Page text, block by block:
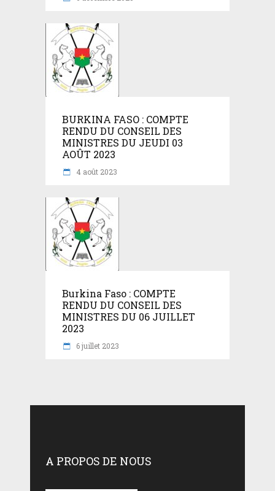
BURKINA FASO : COMPTE
RENDU DU CONSEIL DES
MINISTRES DU JEUDI 03
AOÛT 2023
4 août 2023
Burkina Faso : COMPTE
RENDU DU CONSEIL DES
MINISTRES DU 06 JUILLET
2023
6 juillet 2023
A PROPOS DE NOUS